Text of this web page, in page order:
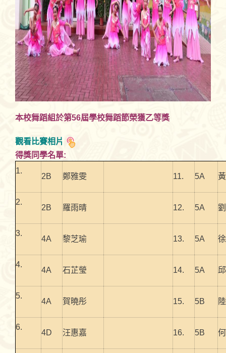
本校舞蹈組於第56屆學校舞蹈節榮獲乙等獎
觀看比賽相片
得獎同學名單:
1.
2B 鄭雅雯 11. 5A
2.
2B 羅雨晴 12. 5A
3.
4A 黎芝瑜 13. 5A
4.
4A 石芷瑩 14. 5A
5.
4A 賀曉彤 15. 5B
6.
4D 汪惠嘉 16. 5B